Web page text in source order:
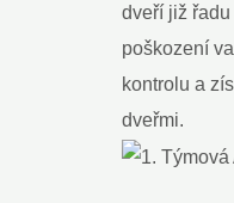
dveří již
poškození
kontrolu⁣ a
dveřmi.